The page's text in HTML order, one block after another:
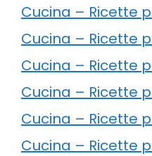
Cucina – Ricette
Cucina – Ricette
Cucina – Ricette
Cucina – Ricette
Cucina – Ricette
Cucina – Ricette